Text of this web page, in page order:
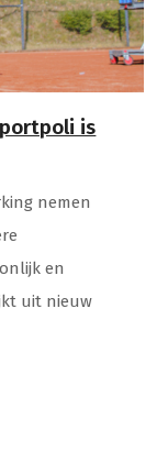
is
nemen
en
uit nieuw